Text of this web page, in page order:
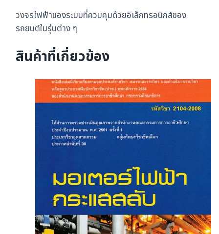
วงจรไฟฟ้าของระบบที่ควบคุมด้วยอิเล็กทรอนิกส์ของ
รถยนต์ในรุ่นต่าง ๆ
สินค้าที่เกี่ยวข้อง